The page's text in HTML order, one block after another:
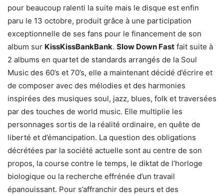
pour beaucoup ralenti la suite mais le disque est enfin
paru le 13 octobre, produit grâce à une participation
exceptionnelle de ses fans pour le financement de son
album sur KissKissBankBank. Slow Down Fast fait suite à
2 albums en quartet de standards arrangés de la Soul
Music des 60’s et 70’s, elle a maintenant décidé d’écrire et
de composer avec des mélodies et des harmonies
inspirées des musiques soul, jazz, blues, folk et traversées
par des touches de world music. Elle multiplie les
personnages sortis de la réalité ordinaire, en quête de
liberté et d’émancipation. La question des obligations
décrétées par la société actuelle sont au centre de son
propos, la course contre le temps, le diktat de l’horloge
biologique ou la recherche effrénée d’un travail
épanouissant. Pour s’affranchir des peurs et des